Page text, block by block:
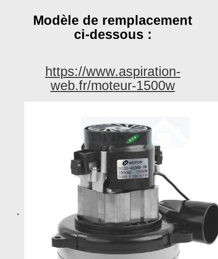
Modèle de remplacement
ci-dessous :
https://www.aspiration-
web.fr/moteur-1500w